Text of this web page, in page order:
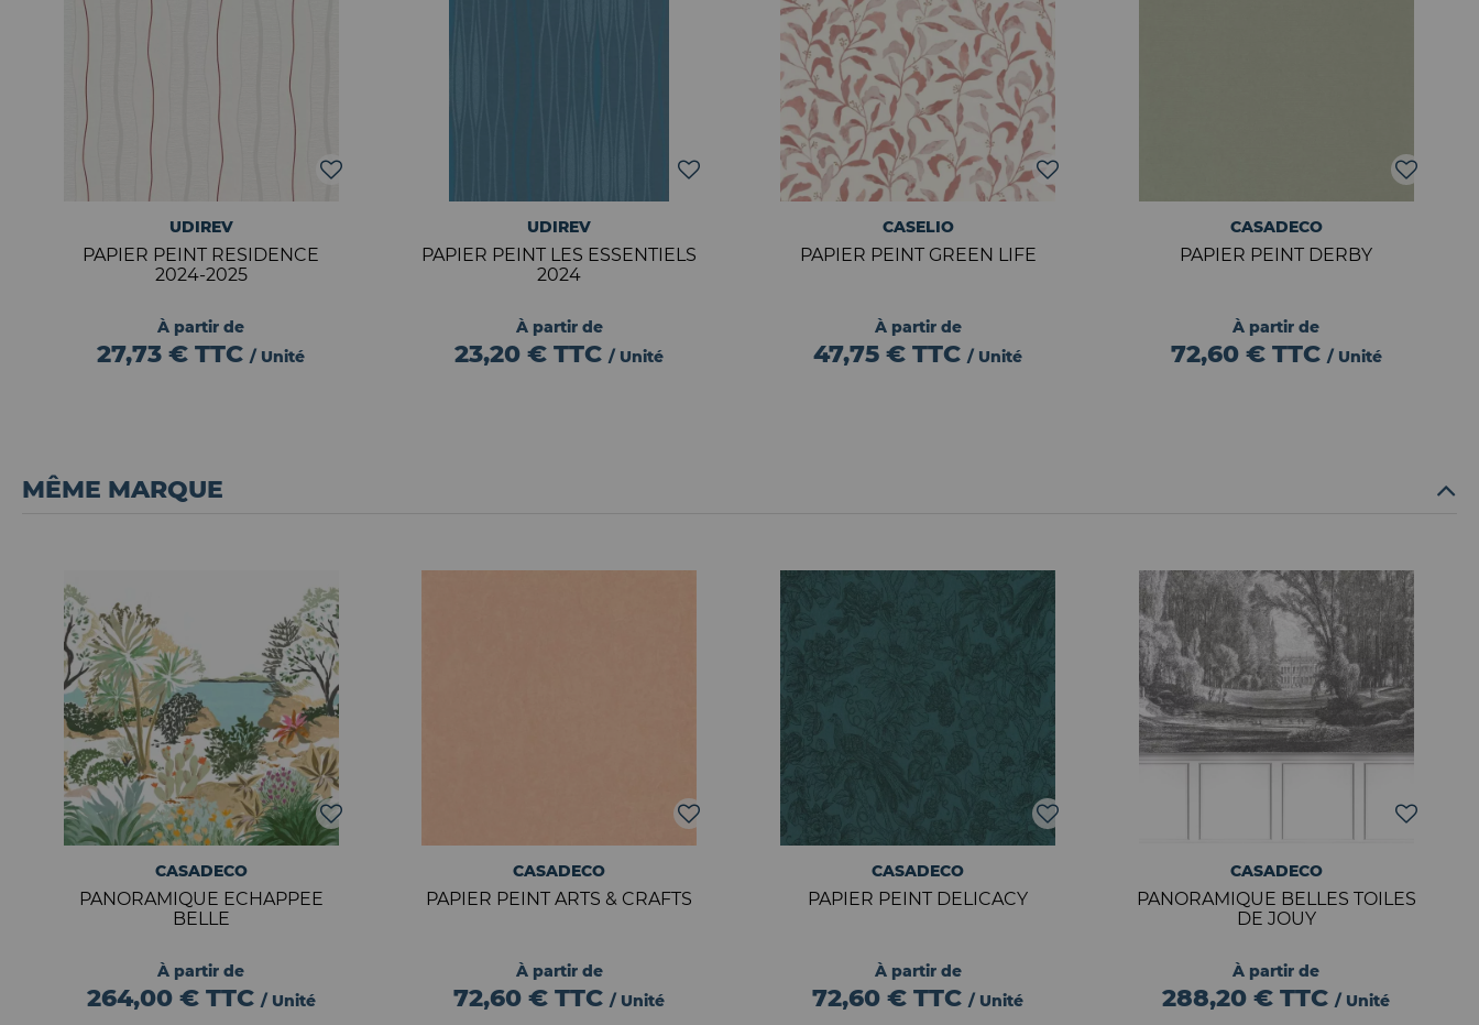
UDIREV
PAPIER PEINT RESIDENCE
2024-2025
À partir de
27,73 €TTC / Unité
UDIREV
PAPIER PEINT LES ESSENTIELS
2024
À partir de
23,20 €TTC / Unité
CASELIO
PAPIER PEINT GREEN LIFE
À partir de
47,75 €TTC / Unité
CASADECO
PAPIER PEINT DERBY
À partir de
72,60 € TTC / Unité
MÊME MARQUE
CASADECO
PANORAMIQUE ECHAPPEE
BELLE
À partir de
264,00 € TTC / Unité
CASADECO
PAPIER PEINT ARTS & CRAFTS
À partir de
72,60 €TTC / Unité
CASADECO
PAPIER PEINT DELICACY
À partir de
72,60 €TTC / Unité
CASADECO
PANORAMIQUE BELLES TOILES
DE JOUY
À partir de
288,20 €TTC / Unité